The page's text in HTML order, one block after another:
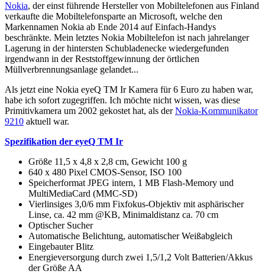
Nokia, der einst führende Hersteller von Mobiltelefonen aus Finland
verkaufte die Mobiltelefonsparte an Microsoft, welche den
Markennamen Nokia ab Ende 2014 auf Einfach-Handys
beschränkte. Mein letztes Nokia Mobiltelefon ist nach jahrelanger
Lagerung in der hintersten Schubladenecke wiedergefunden
irgendwann in der Reststoffgewinnung der örtlichen
Müllverbrennungsanlage gelandet...
Als jetzt eine Nokia eyeQ TM Ir Kamera für 6 Euro zu haben war,
habe ich sofort zugegriffen. Ich möchte nicht wissen, was diese
Primitivkamera um 2002 gekostet hat, als derNokia-Kommunikator
9210 aktuell war.
Spezifikation der eyeQ TM Ir
Größe 11,5 x 4,8 x 2,8 cm, Gewicht 100 g
640 x 480 Pixel CMOS-Sensor, ISO 100
Speicherformat JPEG intern, 1 MB Flash-Memory und
MultiMediaCard (MMC-SD)
Vierlinsiges 3,0/6 mm Fixfokus-Objektiv mit asphärischer
Linse, ca. 42 mm @KB, Minimaldistanz ca. 70 cm
Optischer Sucher
Automatische Belichtung, automatischer Weißabgleich
Eingebauter Blitz
Energieversorgung durch zwei 1,5/1,2 Volt Batterien/Akkus
der Größe AA